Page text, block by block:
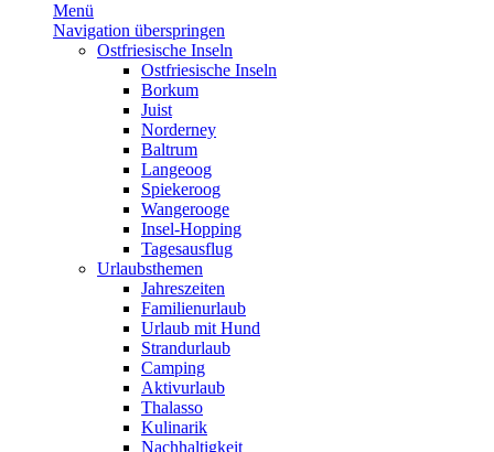
Menü
Navigation überspringen
Ostfriesische Inseln
Ostfriesische Inseln
Borkum
Juist
Norderney
Baltrum
Langeoog
Spiekeroog
Wangerooge
Insel-Hopping
Tagesausflug
Urlaubsthemen
Jahreszeiten
Familienurlaub
Urlaub mit Hund
Strandurlaub
Camping
Aktivurlaub
Thalasso
Kulinarik
Nachhaltigkeit